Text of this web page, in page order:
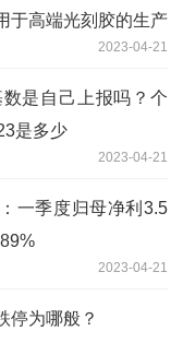
于高端光刻胶的生产
2023-04-21
是自己上报吗？个
是多少
2023-04-21
一季度归母净利3.5
2023-04-21
停为哪般？